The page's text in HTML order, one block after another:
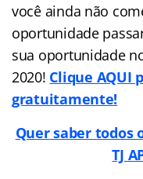
você ainda não
oportunidade
sua oportunidade
2020! Clique AQUI
gratuitamente!
Quer saber todos
TJ